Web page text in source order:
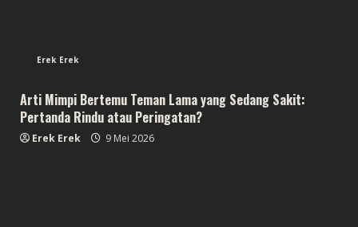
Erek Erek
Arti Mimpi Bertemu Teman Lama yang Sedang Sakit:
Pertanda Rindu atau Peringatan?
Erek Erek 9 Mei 2026